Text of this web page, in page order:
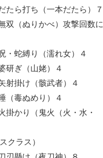
たら打ち（一本だたら）７
双（ぬりかべ）攻撃回数に
・蛇縛り（濡れ女）４
研ぎ（山姥）４
射掛け（骸武者）４
（毒ぬめり）４
掛かり（鬼火（火・水・
クラス）